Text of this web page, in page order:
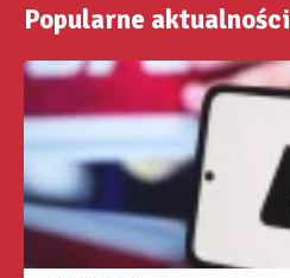
Popularne aktualności